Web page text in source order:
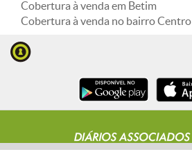
Cobertura à venda em Betim
Cobertura à venda no bairro Centro